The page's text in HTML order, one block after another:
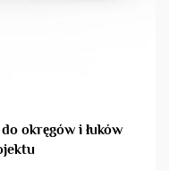
okręgów i łuków